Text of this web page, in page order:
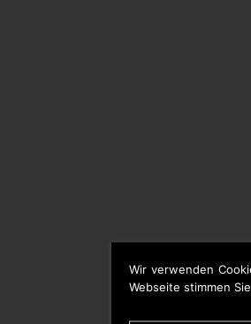
Wir verwenden
Webseite stimmen